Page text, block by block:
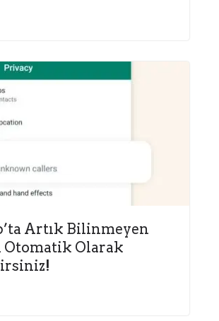
Artık Bilinmeyen
Otomatik Olarak